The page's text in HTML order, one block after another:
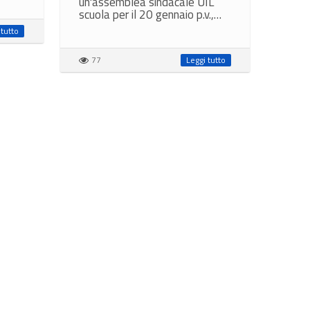
scuola per il 20 gennaio p.v.,…
77 Leggi tutto